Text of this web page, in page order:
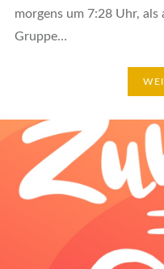
morgens um 7:28 Uhr,
Gruppe…